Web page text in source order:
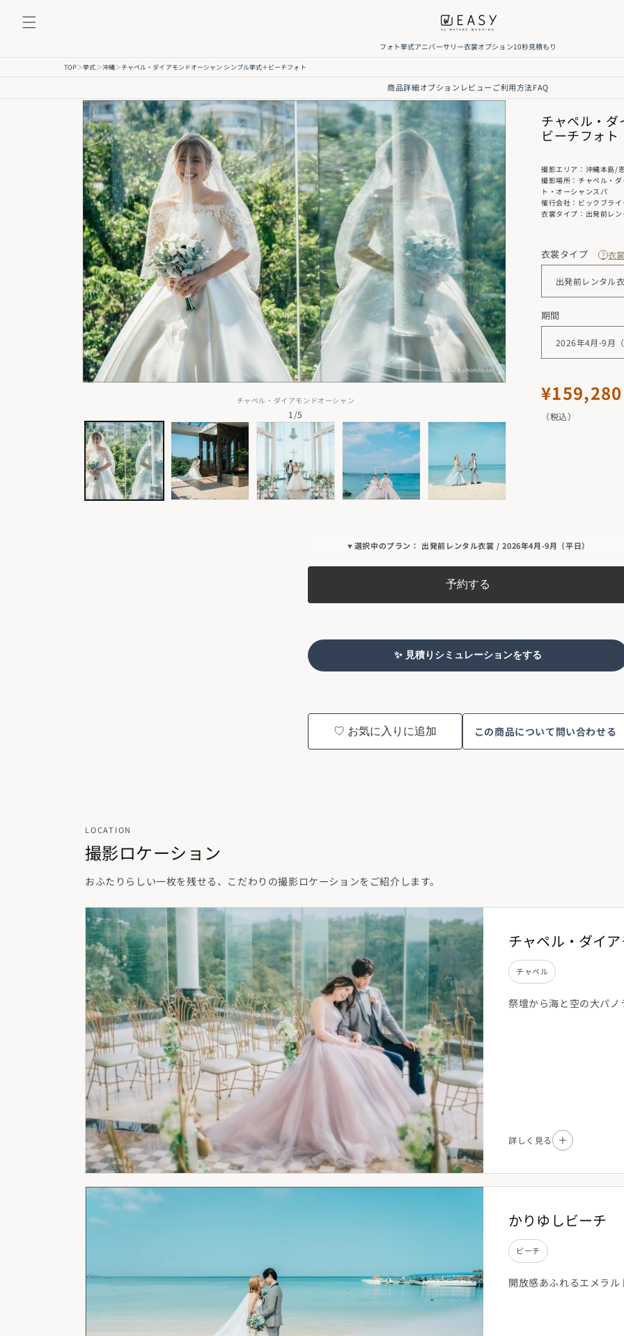
ンツに
進む
フォト挙式アニバーサリー衣裳オプション10秒見積もり
TOP＞挙式＞沖縄＞チャペル・ダイアモンドオーシャン シンプル挙式＋ビーチフォト
商品詳細オプション レビューご利用方法FAQ
商品情
報にス
キップ
チャペル・ダイアモンドオーシャン
1 /
の
5
チャペル・ダ
ビーチフォト
撮影エリア：沖縄本島/
撮影場所：チャペル・
ト・オーシャンスパ
催行会社：ビックブラ
衣裳タイプ：出発前レ
衣裳タイプ ? 衣
期間
通
価
¥159,280
（税込）
▼選択中のプラン： 出発前レンタル衣裳 / 2026年4月-9月（平日）
予約する
✨ 見積りシミュレーションをする
♡ お気に入りに追加 この商品について問い合わせる
LOCATION
撮影ロケーション
おふたりらしい一枚を残せる、こだわりの撮影ロケーションをご紹介します。
チャペル・ダイ
チャペル
祭壇から海と空の大パ
詳しく見る
かりゆしビーチ
ビーチ
開放感あふれるエメラ
現地を熟知した衣裳コーディネーターと相談して、出発前に衣裳をセレクトできる
衣裳プラン。
小物やヘアアレンジなどトータルコーディネートもイメージしやすく、当日まで安
心してお過ごしいただけます。
①出発前に試着&予約
②日本でサイズ合わせした衣裳を持ち運ぶ安心感
③トータルコーディネート
※日本国内エリアでの挙式・フォトプランは、現地への配送&現地返却が可能で
現地レンタル衣裳プラン
現地サロンにてコーディネーターがお好みやイメージをお伺いし、ご試着の上で衣
裳をセレクトしていただく衣裳プラン。
①手ぶらでらくらく
②今の自分にあったものをセレクト